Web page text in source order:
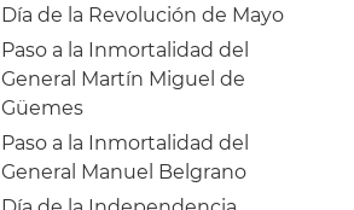
Día de la Revolución de Mayo
Paso a la Inmortalidad del
General Martín Miguel de
Güemes
Paso a la Inmortalidad del
General Manuel Belgrano